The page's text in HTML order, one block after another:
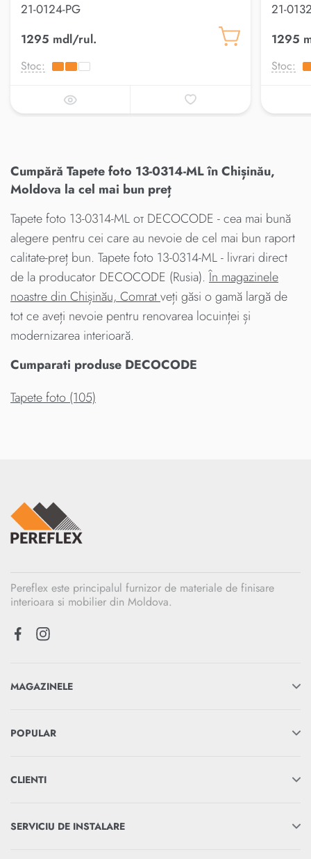
21-0124-PG
1295 mdl/rul.
Stoc:
21-
1295
Stoc:
Cumpără Tapete foto 13-0314-ML în Chișinău,
Moldova la cel mai bun preț
Tapete foto 13-0314-ML от DECOCODE - cea mai bună
alegere pentru cei care au nevoie de cel mai bun raport
calitate-preț bun. Tapete foto 13-0314-ML - livrari direct
de la producator DECOCODE (Rusia).În magazinele
noastre din Chișinău, Comratveți găsi o gamă largă de
tot ce aveți nevoie pentru renovarea locuinței și
modernizarea interioară.
Cumparati produse DECOCODE
Tapete foto (105)
Pereflex este principalul furnizor de materiale de finisare
interioara si mobilier din Moldova.
MAGAZINELE
POPULAR
CLIENTI
SERVICIU DE INSTALARE